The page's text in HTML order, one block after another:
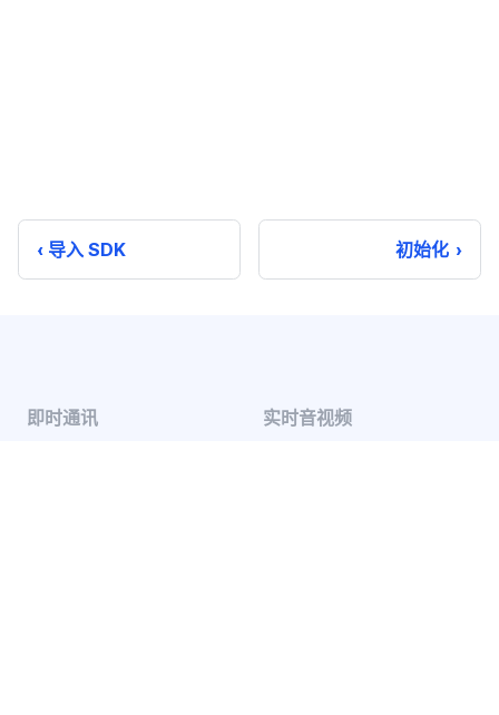
导入 SDK 初始化
即时通讯 实时音视频